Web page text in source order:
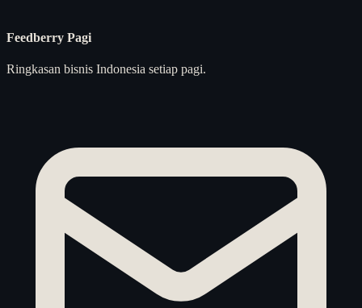
Feedberry Pagi
Ringkasan bisnis Indonesia setiap pagi.